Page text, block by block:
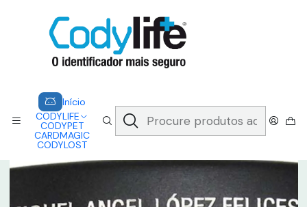
Início
CODYLIFE
CODYPET
CARDMAGIC
CODYLOST
A CODYLIFE PERMITE AOS SOCORRISTAS ACEDER
INSTANTANEAMENTE AOS SEUS DADOS ATRAVÉS DE UM QR CODE
Saber mais